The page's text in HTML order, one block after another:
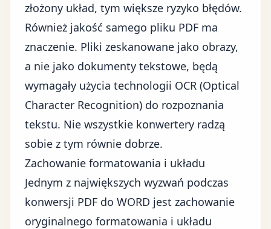
złożony układ, tym większe ryzyko błędów.
Również jakość samego pliku PDF ma
znaczenie. Pliki zeskanowane jako obrazy,
a nie jako dokumenty tekstowe, będą
wymagały użycia technologii OCR (Optical
Character Recognition) do rozpoznania
tekstu. Nie wszystkie konwertery radzą
sobie z tym równie dobrze.
Zachowanie formatowania i układu
Jednym z największych wyzwań podczas
konwersji PDF do WORD jest zachowanie
oryginalnego formatowania i układu